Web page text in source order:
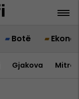
Botë
Gjakova